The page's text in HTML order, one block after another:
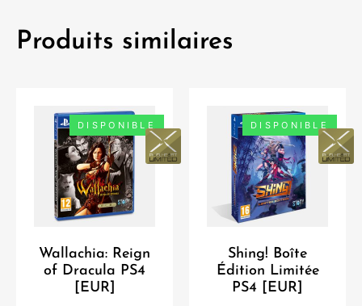
Produits similaires
DISPONIBLE
Wallachia: Reign
of Dracula PS4
[EUR]
DISPONIBLE
Shing! Boîte
Édition Limitée
PS4 [EUR]